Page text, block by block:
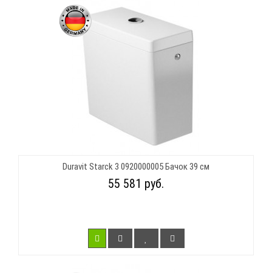
Duravit Starck 3 0920000005 Бачок 39 см
55 581 руб.